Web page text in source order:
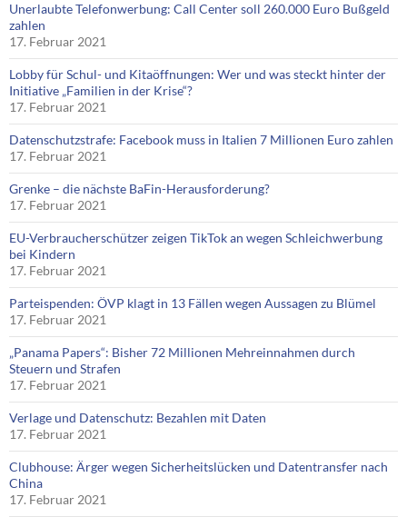
Unerlaubte Telefonwerbung: Call Center soll 260.000 Euro Bußgeld
zahlen
17. Februar 2021
Lobby für Schul- und Kitaöffnungen: Wer und was steckt hinter der
Initiative „Familien in der Krise“?
17. Februar 2021
Datenschutzstrafe: Facebook muss in Italien 7 Millionen Euro zahlen
17. Februar 2021
Grenke – die nächste BaFin-Herausforderung?
17. Februar 2021
EU-Verbraucherschützer zeigen TikTok an wegen Schleichwerbung
bei Kindern
17. Februar 2021
Parteispenden: ÖVP klagt in 13 Fällen wegen Aussagen zu Blümel
17. Februar 2021
„Panama Papers“: Bisher 72 Millionen Mehreinnahmen durch
Steuern und Strafen
17. Februar 2021
Verlage und Datenschutz: Bezahlen mit Daten
17. Februar 2021
Clubhouse: Ärger wegen Sicherheitslücken und Datentransfer nach
China
17. Februar 2021